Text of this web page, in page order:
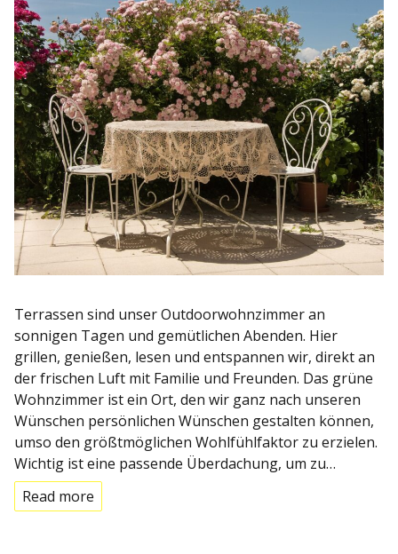
Terrassen sind unser Outdoorwohnzimmer an
sonnigen Tagen und gemütlichen Abenden. Hier
grillen, genießen, lesen und entspannen wir, direkt an
der frischen Luft mit Familie und Freunden. Das grüne
Wohnzimmer ist ein Ort, den wir ganz nach unseren
Wünschen persönlichen Wünschen gestalten können,
umso den größtmöglichen Wohlfühlfaktor zu erzielen.
Wichtig ist eine passende Überdachung, um zu…
Read more